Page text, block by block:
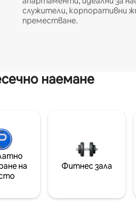
служители, корпоративни
преместване.
наемане
на
Фитнес зала